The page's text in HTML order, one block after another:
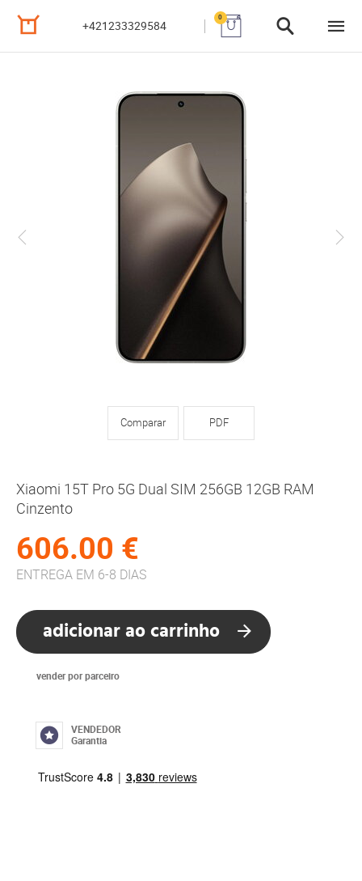
+421233329584
0
Comparar PDF
Xiaomi 15T Pro 5G Dual SIM 256GB 12GB RAM
Cinzento
606.00 €
ENTREGA EM 6-8 DIAS
adicionar ao carrinho
vender por parceiro
VENDEDOR
Garantia